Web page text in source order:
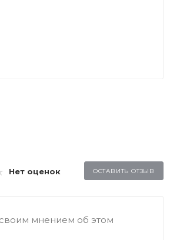
Нет оценок ОСТАВИТЬ ОТЗЫВ
мнением об этом